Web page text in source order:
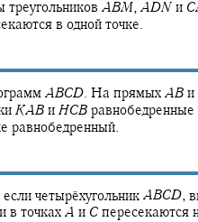
ABM, ADN и C
в одной точке.
ABCD. На прямых AB и
KAB и HCB равнобедренные
равнобедренный.
четырёхугольник ABCD,
в точках A и C пересекаются